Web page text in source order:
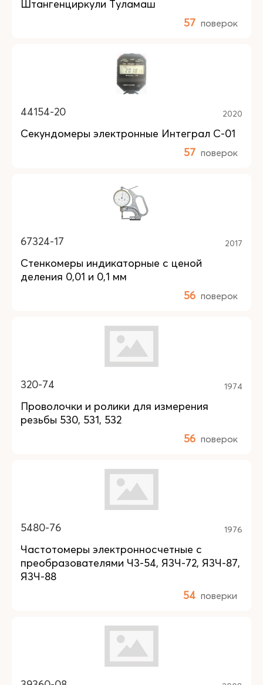
Штангенциркули Туламаш
57 поверок
44154-20 2020
Секундомеры электронные Интеграл С-01
57 поверок
67324-17 2017
Стенкомеры индикаторные с ценой
деления 0,01 и 0,1 мм
56 поверок
320-74 1974
Проволочки и ролики для измерения
резьбы 530, 531, 532
56 поверок
5480-76 1976
Частотомеры электронносчетные с
преобразователями Ч3-54, Я3Ч-72, Я3Ч-87,
Я3Ч-88
54 поверки